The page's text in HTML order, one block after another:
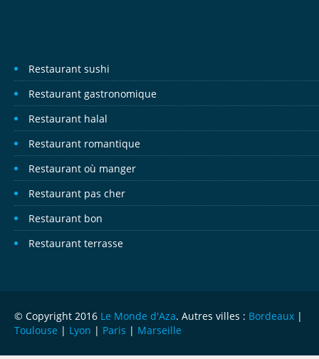
Restaurant sushi
Restaurant gastronomique
Restaurant halal
Restaurant romantique
Restaurant où manger
Restaurant pas cher
Restaurant bon
Restaurant terrasse
© Copyright 2016 Le Monde d'Aza. Autres villes : Bordeaux |
Toulouse | Lyon | Paris | Marseille